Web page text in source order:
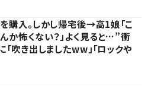
購入。しかし帰宅後→高1娘「こ
か怖くない？」よく見ると…”衝
吹き出しましたww」「ロックや